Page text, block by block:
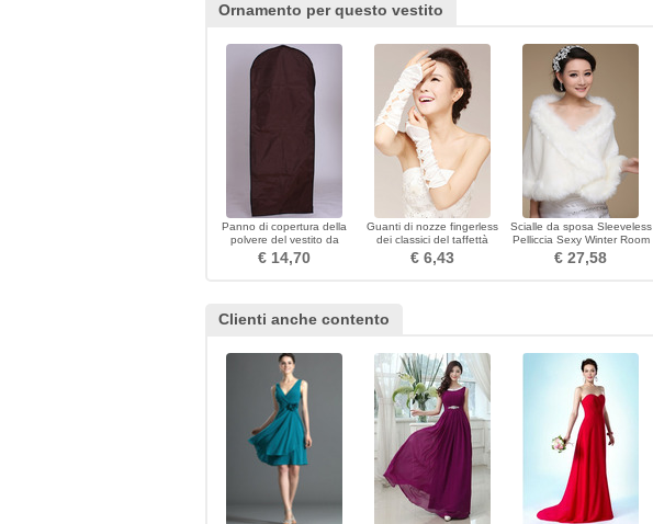
Ornamento per questo vestito
Panno di copertura della
polvere del vestito da
cerimonia marrone che
appende vestito da
€ 14,70
Guanti di nozze fingerless
dei classici del taffettà
lunga classica di spessore
€ 6,43
Scialle da sposa Sleeveless
Pelliccia Sexy Winter Room
€ 27,58
Clienti anche contento